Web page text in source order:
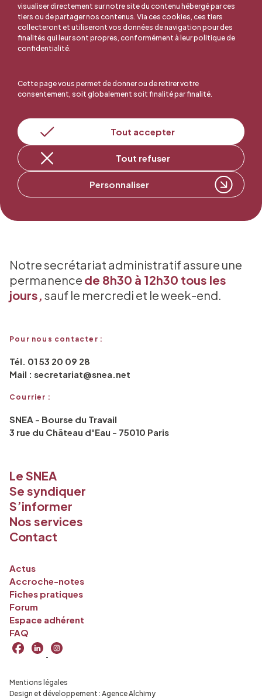
visualiser directement sur notre site du contenu hébergé par ces
tiers ou de partager nos contenus. Via ces cookies, ces tiers
collecteront et utiliseront vos données de navigation pour des
finalités qui leur sont propres, conformément à leur politique de
confidentialité.
Cette page vous permet de donner ou de retirer votre
consentement, soit globalement soit finalité par finalité.
Tout accepter
Tout refuser
Personnaliser
En ligne, c'est facile !
Adhérer au SNEA
Notre secrétariat administratif assure une
permanence de 8h30 à 12h30 tous les
jours, sauf le mercredi et le week-end.
Pour nous contacter :
Tél. 01 53 20 09 28
Mail : secretariat@snea.net
Courrier :
SNEA - Bourse du Travail
3 rue du Château d'Eau - 75010 Paris
Le SNEA
Se syndiquer
S’informer
Nos services
Contact
Actus
Accroche-notes
Fiches pratiques
Forum
Espace adhérent
FAQ
Design et développement : Agence Alchimy
Mentions légales